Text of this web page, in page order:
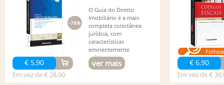
€ 5,90
Em vez de € 28,00
-78%
O Guia do Direito
Imobiliário é a mais
completa colectânea
jurídica, com
características
eminentemente
práticas,...
ver mais € 6,90
Em vez de €